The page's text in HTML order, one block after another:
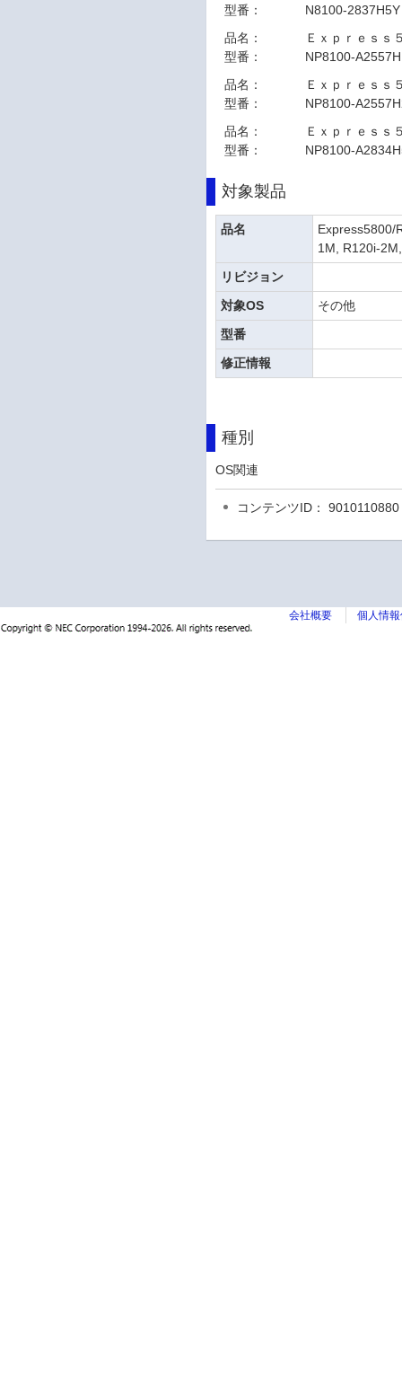
型番：
N8100-2837H5Y
品名：
Ｅｘｐｒｅｓｓ
型番：
NP8100-
品名：
Ｅｘｐｒｅｓｓ
型番：
NP8100-
品名：
Ｅｘｐｒｅｓ
型番：
NP8100-
対象製品
品名
Express5800/
1M, R120i-
リビジョン
対象OS
その他
型番
修正情報
種別
OS関連
コンテンツID： 9010110880
会社概要 個人情